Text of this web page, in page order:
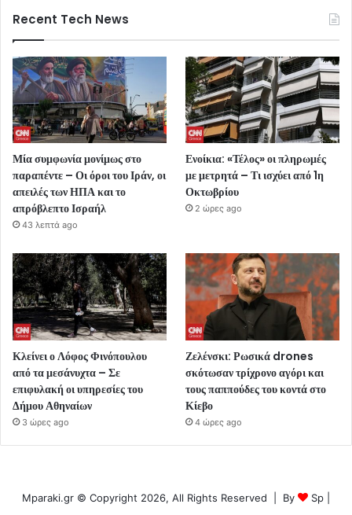
Recent Tech News
Μία συμφωνία μονίμως στο
παραπέντε – Οι όροι του Ιράν, οι
απειλές των ΗΠΑ και το
απρόβλεπτο Ισραήλ
43 λεπτά ago
Ενοίκια: «Τέλος» οι πληρωμές
με μετρητά – Τι ισχύει από 1η
Οκτωβρίου
2 ώρες ago
Κλείνει ο Λόφος Φινόπουλου
από τα μεσάνυχτα – Σε
επιφυλακή οι υπηρεσίες του
Δήμου Αθηναίων
3 ώρες ago
Ζελένσκι: Ρωσικά drones
σκότωσαν τρίχρονο αγόρι και
τους παππούδες του κοντά στο
Κίεβο
4 ώρες ago
Mparaki.gr © Copyright 2026, All Rights Reserved | By Sp